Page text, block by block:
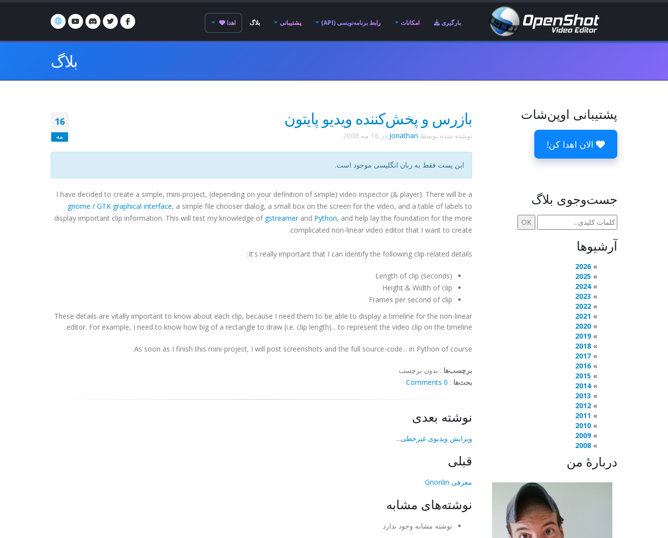
بارگیری امکانات رابط برنامه‌نویسی (API) پشتیبانی بلاگ اهدا
بلاگ
16
مه
بازرس و پخش‌کننده ویدیو پایتون
نوشته شده توسط Jonathan در 16 مه 2008 .
این پست فقط به زبان انگلیسی موجود است.
I have decided to create a simple, mini-project, (depending on your definition of simple) video inspector (& player). There will be a
gnome / GTKgraphical interface, a simple file chooser dialog, a small box on the screen for the video, and a table of labels to
display important clip information. This will test my knowledge of gstreamerand Python, and help lay the foundation for the more
complicated non-linear video editor that I want to create.
It's really important that I can identify the following clip-related details:
Length of clip (seconds)
Height & Width of clip
Frames per second of clip
These details are vitally important to know about each clip, because I need them to be able to display a timeline for the non-linear
editor. For example, I need to know how big of a rectangle to draw (i.e. clip length)... to represent the video clip on the timeline.
As soon as I finish this mini-project, I will post screenshots and the full source-code... in Python of course.
برچسب‌ها : بدون برچسب
بحث‌ها :
0 Comments
نوشته بعدی
ویرایش ویدیوی غیرخطی...
قبلی
معرفی Gnonlin
نوشته‌های مشابه
نوشته مشابه وجود ندارد
پشتیبانی اوپن‌شات
الان اهدا کن!
جست‌وجوی بلاگ
آرشیوها
2026
2025
2024
2023
2022
2021
2020
2019
2018
2017
2016
2015
2014
2013
2012
2011
2010
2009
2008
دربارهٔ من